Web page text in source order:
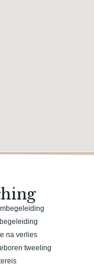
na verlies
tweeling